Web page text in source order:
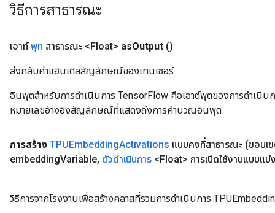
วิธีการสาธารณะ
เอาท์พุท สาธารณะ <Float> asOutput ()
ส่งกลับค่าแฮนเดิลสัญลักษณ์ของเทนเซอร์
อินพุตสำหรับการดำเนินการ TensorFlow คือเอาต์พุตของการดำเนิน
หมายเลขอ้างอิงสัญลักษณ์ที่แสดงถึงการคำนวณอินพุต
การสร้าง TPUEmbeddingActivations แบบคงที่สาธารณะ (ขอบเ
embeddingVariable, ตัวดำเนินการ <Float> การเปิดใช้งานแบบแบ่
วิธีการจากโรงงานเพื่อสร้างคลาสที่รวมการดำเนินการ